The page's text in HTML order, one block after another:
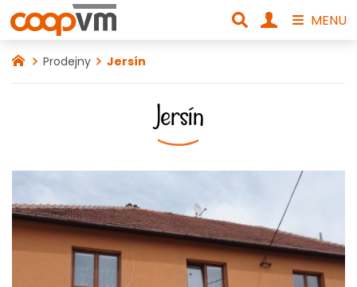
Prodejny Jersín
Jersín
MENU